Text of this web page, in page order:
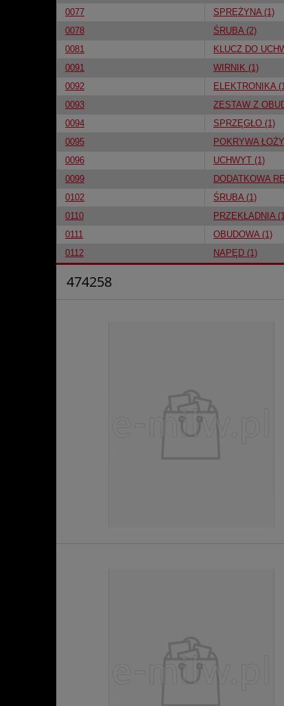
0077
SPRĘŻYNA (1)
0078
ŚRUBA (2)
0081
KLUCZ DO
0091
WIRNIK (1)
0092
ELEKTRONIKA
0093
ZESTAW Z
0094
SPRZĘGŁO (1)
0095
POKRYWA
0096
UCHWYT (1)
0099
DODATKOWA
0102
ŚRUBA (1)
0110
PRZEKŁADNIA
0111
OBUDOWA (1)
0112
NAPĘD (1)
474258